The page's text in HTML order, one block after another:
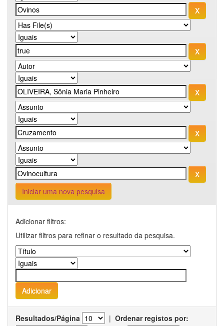
Iniciar uma nova pesquisa
Adicionar filtros:
Utilizar filtros para refinar o resultado da pesquisa.
Resultados/Página | Ordenar registos por: